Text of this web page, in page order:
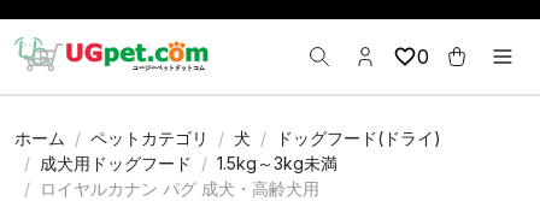
0
ホーム ペットカテゴリ 犬
ドッグフード(ドライ)
成犬用ドッグフード
1.5kg～3kg未満
ロイヤルカナン パグ 成犬・高齢犬用